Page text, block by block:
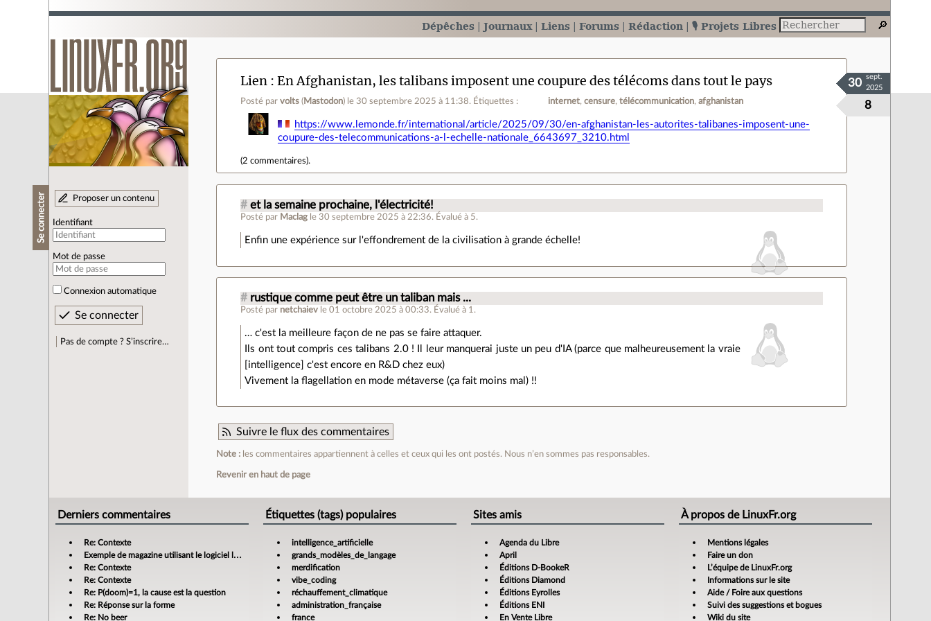
Dépêches Journaux Liens Forums Rédaction 🎙️ Projets Libres
Se connecter Proposer un contenu
Identifiant
Mot de passe
Connexion automatique
Pas de compte ? S’inscrire…
Lien En Afghanistan, les talibans imposent une coupure des télécoms dans tout le pays
Posté parvolts ( Mastodon) le 30 septembre 2025 à 11:38. Étiquettes : internet censure télécommunication afghanistan 8
30
sept.
2025
https://www.lemonde.fr/international/article/2025/09/30/en-afghanistan-les-autorites-talibanes-imposent-une-
coupure-des-telecommunications-a-l-echelle-nationale_6643697_3210.html
(2 commentaires).
# et la semaine prochaine, l'électricité!
Posté par Maclag le 30 septembre 2025 à 22:36. Évalué à 5.
Enfin une expérience sur l'effondrement de la civilisation à grande échelle!
# rustique comme peut être un taliban mais ...
Posté par netchaiev le 01 octobre 2025 à 00:33. Évalué à 1 .
… c'est la meilleure façon de ne pas se faire attaquer.
Ils ont tout compris ces talibans 2.0 ! Il leur manquerai juste un peu d'IA (parce que malheureusement la vraie
[intelligence] c'est encore en R&D chez eux)
Vivement la flagellation en mode métaverse (ça fait moins mal) !!
Suivre le flux des commentaires
Note : les commentaires appartiennent à celles et ceux qui les ont postés. Nous n’en sommes pas responsables.
Revenir en haut de page
Derniers commentaires
Re: Contexte
Exemple de magazine utilisant le logiciel libre Scribus
Re: Contexte
Re: Contexte
Re: P(doom)=1, la cause est la question
Re: Réponse sur la forme
Re: No beer
Étiquettes (tags) populaires
intelligence_artificielle
grands_modèles_de_langage
merdification
vibe_coding
réchauffement_climatique
administration_française
france
Sites amis
Agenda du Libre
April
Éditions D-BookeR
Éditions Diamond
Éditions Eyrolles
Éditions ENI
En Vente Libre
À propos de LinuxFr.org
Mentions légales
Faire un don
L’équipe de LinuxFr.org
Informations sur le site
Aide / Foire aux questions
Suivi des suggestions et bogues
Wiki du site